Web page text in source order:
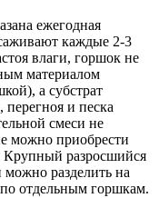
ежегодная
каждые 2-3
влаги, горшок не
материалом
а субстрат
перегноя и песка
смеси не
можно приобрести
Крупный разросшийся
можно разделить на
по отдельным горшкам.